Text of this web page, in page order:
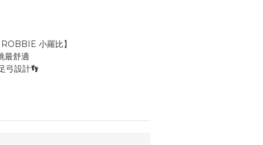
小羅比】
最舒適
弓設計👣